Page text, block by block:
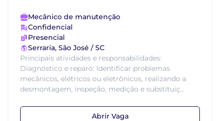
Mecânico de manutenção
Confidencial
Presencial
Serraria, São José / SC
Principais atividades e responsabilidades:
Diagnóstico e reparo: Identificar problemas
mecânicos, elétricos ou eletrônicos, realizando a
desmontagem, inspeção, medição e substituiç...
Abrir Vaga